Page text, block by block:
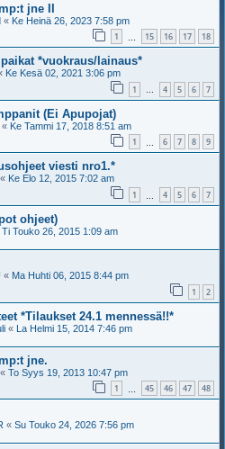
jne II
« Ke Heinä 26, 2023 7:58 pm
1 15 16 17 18
*vuokraus/lainaus*
Ke Kesä 02, 2021 3:06 pm
1 … 4 5 6 7
(Ei Apupojat)
« Ke Tammi 17, 2018 8:51 am
1 6 7 8 9
viesti nro1.*
« Ke Elo 12, 2015 7:02 am
1 4 5 6 7
ohjeet)
Ti Touko 26, 2015 1:09 am
« Ma Huhti 06, 2015 8:44 pm
1 2
*Tilaukset 24.1 mennessä!!*
« La Helmi 15, 2014 7:46 pm
jne.
« To Syys 19, 2013 10:47 pm
1 45 46 47 48
« Su Touko 24, 2026 7:56 pm